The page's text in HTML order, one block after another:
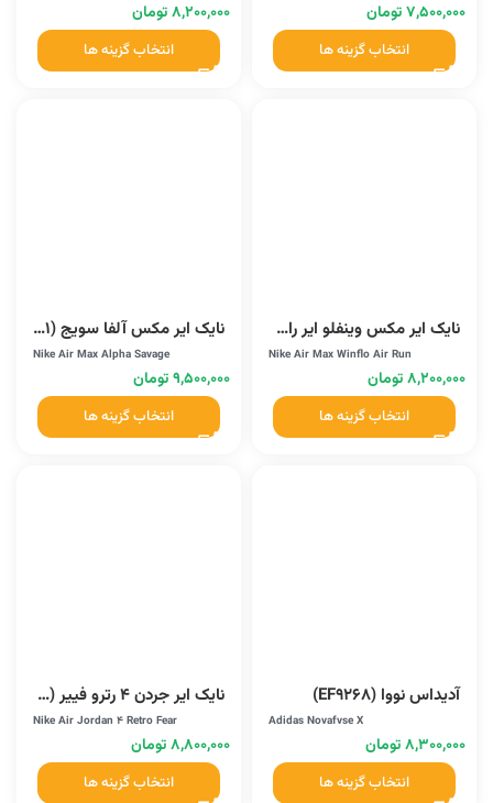
۷,۵۰۰,۰۰۰تومان
انتخاب گزینه ها
۸,۲۰۰,۰۰۰تومان
انتخاب گزینه ها
نایک ایر مکس وینفلو ایر ران (FV5285-408)
Nike Air Max Winflo Air Run
۸,۲۰۰,۰۰۰تومان
انتخاب گزینه ها
نایک ایر مکس آلفا سویج (AT3378-001)
Nike Air Max Alpha Savage
۹,۵۰۰,۰۰۰تومان
انتخاب گزینه ها
آدیداس نووا (EF9268)
Adidas Novafvse X
۸,۳۰۰,۰۰۰تومان
انتخاب گزینه ها
نایک ایر جردن 4 رترو فییر (626969-030)
Nike Air Jordan 4 Retro Fear
۸,۸۰۰,۰۰۰تومان
انتخاب گزینه ها